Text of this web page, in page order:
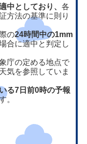
中としており、各
方法の基準に則り
の24時間中の1mm
合に適中と判定し
庁の定める地点で
気を参照していま
る7日前0時の予報
。